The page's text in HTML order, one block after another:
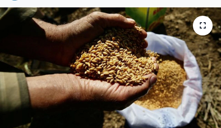
Ramazan
Resmi İlanlar
Rüya Tabirleri
Sağlık
Savunma Sanayi